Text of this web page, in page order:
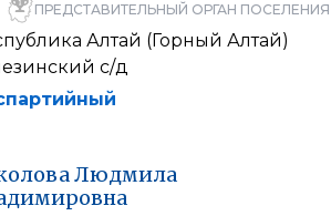
ПРЕДСТАВИТЕЛЬНЫЙ ОРГАН ПОСЕЛЕНИЯ
Алтай (Горный Алтай)
с/д
Людмила